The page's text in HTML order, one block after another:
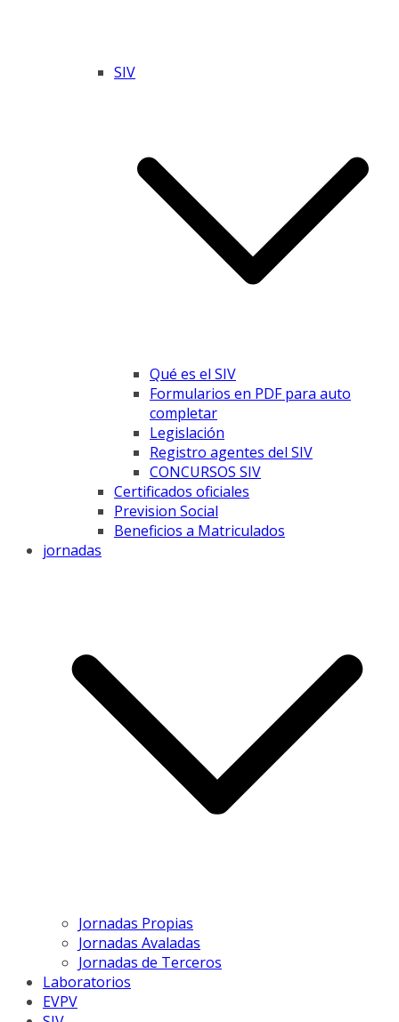
SIV
Qué es el SIV
Formularios en PDF para auto
completar
Legislación
Registro agentes del SIV
CONCURSOS SIV
Certificados oficiales
Prevision Social
Beneficios a Matriculados
jornadas
Jornadas Propias
Jornadas Avaladas
Jornadas de Terceros
Laboratorios
EVPV